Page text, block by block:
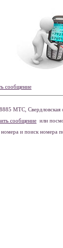
сообщение
МТС, Свердловская
сообщение или
номера и поиск номера